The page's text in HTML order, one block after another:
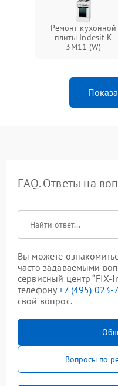
Ремонт кухонной
плиты Indesit K
3M11 (W)
FAQ. Ответы на
Вы можете
часто задаваемыми
сервисный центр
телефону+7 (495) 023-
свой вопрос.
Вопросы по